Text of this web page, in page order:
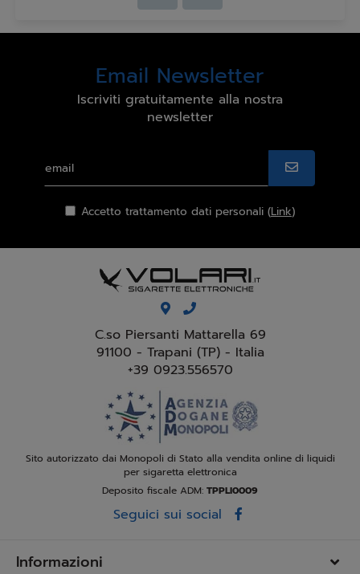
Email Newsletter
Iscriviti gratuitamente alla nostra
newsletter
Accetto trattamento dati personali (Link)
C.so Piersanti Mattarella 69
91100 - Trapani (TP) - Italia
+39 0923.556570
Sito autorizzato dai Monopoli di Stato alla vendita online di liquidi
per sigaretta elettronica
Deposito fiscale ADM: TPPLI0009
Seguici sui social
Informazioni